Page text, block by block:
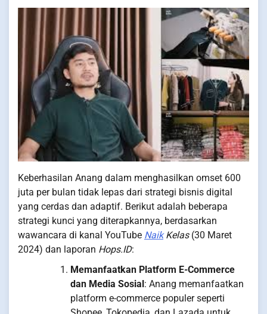
Keberhasilan Anang dalam menghasilkan omset 600
juta per bulan tidak lepas dari strategi bisnis digital
yang cerdas dan adaptif. Berikut adalah beberapa
strategi kunci yang diterapkannya, berdasarkan
wawancara di kanal YouTube NaikKelas(30 Maret
2024) dan laporan Hops.ID:
Memanfaatkan Platform E-Commerce
dan Media Sosial : Anang memanfaatkan
platform e-commerce populer seperti